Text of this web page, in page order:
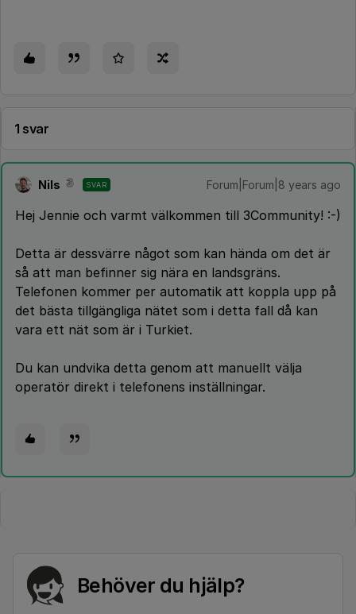
1 svar
Nils SVAR Forum|Forum|8 years ago
Hej Jennie och varmt välkommen till 3Community! :-)
Detta är dessvärre något som kan hända om det är
så att man befinner sig nära en landsgräns.
Telefonen kommer per automatik att koppla upp på
det bästa tillgängliga nätet som i detta fall då kan
vara ett nät som är i Turkiet.
Du kan undvika detta genom att manuellt välja
operatör direkt i telefonens inställningar.
Behöver du hjälp?